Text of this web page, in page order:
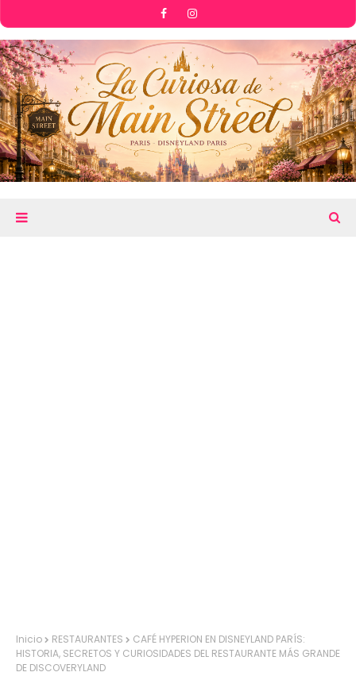
Inicio RESTAURANTES
CAFÉ HYPERION EN DISNEYLAND PARÍS:
HISTORIA, SECRETOS Y CURIOSIDADES DEL RESTAURANTE MÁS GRANDE
DE DISCOVERYLAND